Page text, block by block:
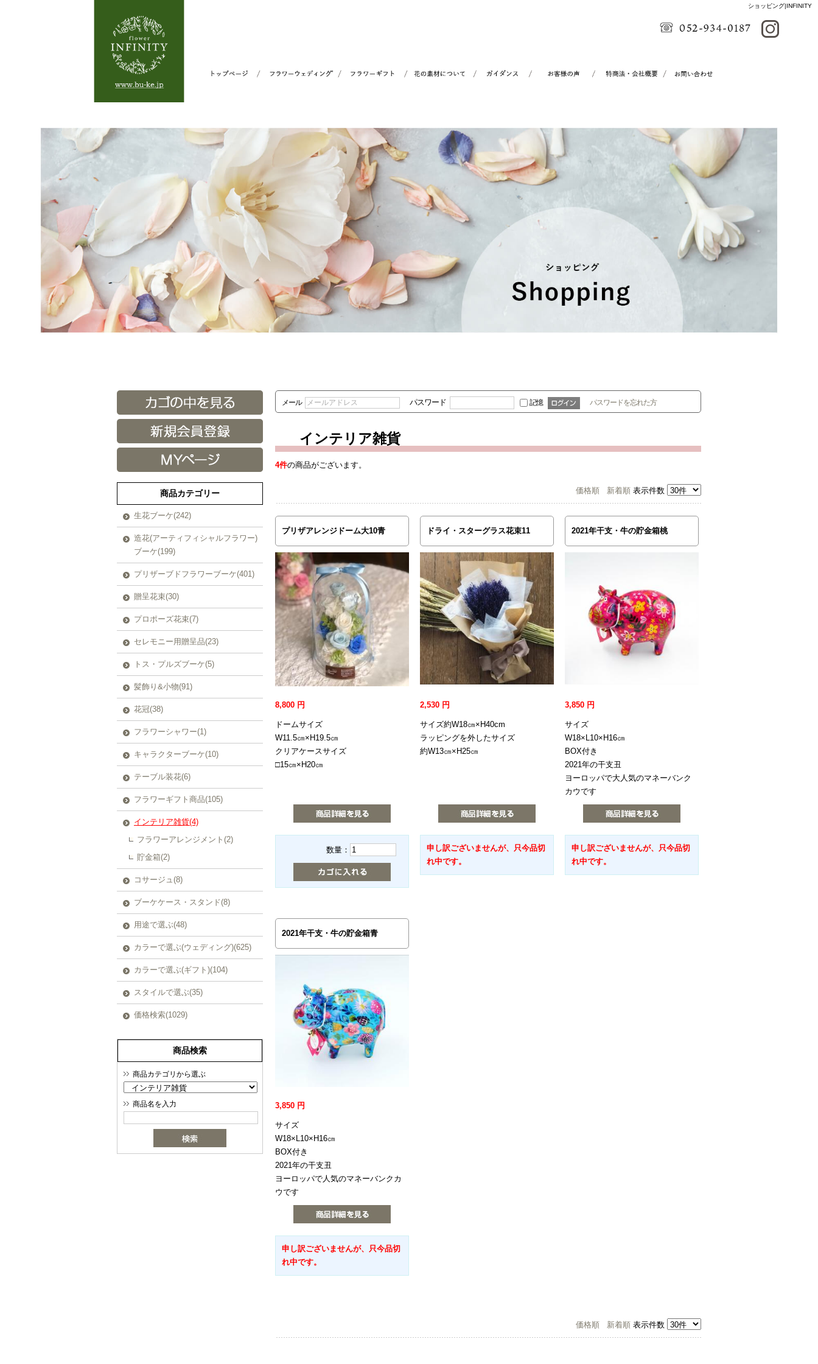
ショッピング|INFINITY
商品カテゴリー
生花ブーケ(242)
造花(アーティフィシャルフラワー)
ブーケ(199)
プリザーブドフラワーブーケ(401)
贈呈花束(30)
プロポーズ花束(7)
セレモニー用贈呈品(23)
トス・プルズブーケ(5)
髪飾り&小物(91)
花冠(38)
フラワーシャワー(1)
キャラクターブーケ(10)
テーブル装花(6)
フラワーギフト商品(105)
インテリア雑貨(4)
フラワーアレンジメント(2)
貯金箱(2)
コサージュ(8)
ブーケケース・スタンド(8)
用途で選ぶ(48)
カラーで選ぶ(ウェディング)(625)
カラーで選ぶ(ギフト)(104)
スタイルで選ぶ(35)
価格検索(1029)
商品検索
商品カテゴリから選ぶ
商品名を入力
メール パスワード 記憶 パスワードを忘れた方
インテリア雑貨
4件の商品がございます。
価格順 新着順 表示件数
プリザアレンジドーム大10青
8,800 円
ドームサイズ
W11.5㎝×H19.5㎝
クリアケースサイズ
□15㎝×H20㎝
数量：
ドライ・スターグラス花束11
2,530 円
サイズ約W18㎝×H40cm
ラッピングを外したサイズ
約W13㎝×H25㎝
申し訳ございませんが、只今品切
れ中です。
2021年干支・牛の貯金箱桃
3,850 円
サイズ
W18×L10×H16㎝
BOX付き
2021年の干支丑
ヨーロッパで大人気のマネーバンク
カウです
申し訳ございませんが、只今品切
れ中です。
2021年干支・牛の貯金箱青
3,850 円
サイズ
W18×L10×H16㎝
BOX付き
2021年の干支丑
ヨーロッパで人気のマネーバンクカ
ウです
申し訳ございませんが、只今品切
れ中です。
価格順 新着順 表示件数